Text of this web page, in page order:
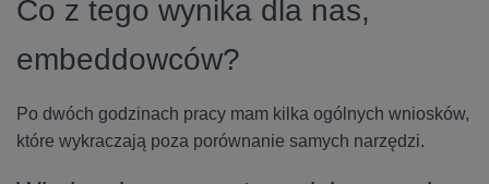
Co z tego wynika dla nas,
embeddowców?
Po dwóch godzinach pracy mam kilka ogólnych wniosków,
które wykraczają poza porównanie samych narzędzi.